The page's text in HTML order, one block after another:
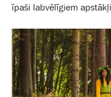
īpaši labvēlīgiem